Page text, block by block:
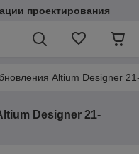
проектирования
Altium Designer
Designer 21-